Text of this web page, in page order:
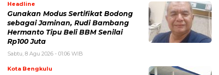
Headline
Gunakan Modus Sertifikat Bodong
sebagai Jaminan, Rudi Bambang
Hermanto Tipu Beli BBM Senilai
Rp100 Juta
Sabtu, 8 Agu 2026 - 01:06 WIB
Kota Bengkulu